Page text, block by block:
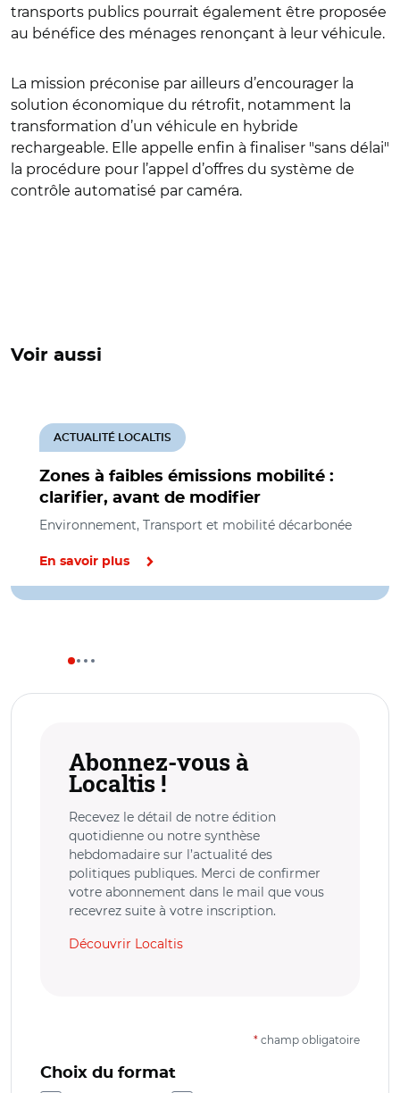
transports publics pourrait également être proposée
au bénéfice des ménages renonçant à leur véhicule.
La mission préconise par ailleurs d’encourager la
solution économique du rétrofit, notamment la
transformation d’un véhicule en hybride
rechargeable. Elle appelle enfin à finaliser "sans délai"
la procédure pour l’appel d’offres du système de
contrôle automatisé par caméra.
Voir aussi
Zones à faibles émissions mobilité :
clarifier, avant de modifier
ACTUALITÉ LOCALTIS
Environnement, Transport et mobilité décarbonée
En savoir plus
Abonnez-vous à
Localtis !
Recevez le détail de notre édition
quotidienne ou notre synthèse
hebdomadaire sur l’actualité des
politiques publiques. Merci de confirmer
votre abonnement dans le mail que vous
recevrez suite à votre inscription.
Découvrir Localtis
* champ obligatoire
Choix du format